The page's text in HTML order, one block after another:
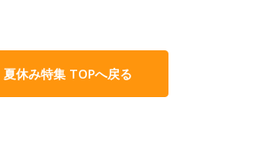
夏休み特集 TOPへ戻る